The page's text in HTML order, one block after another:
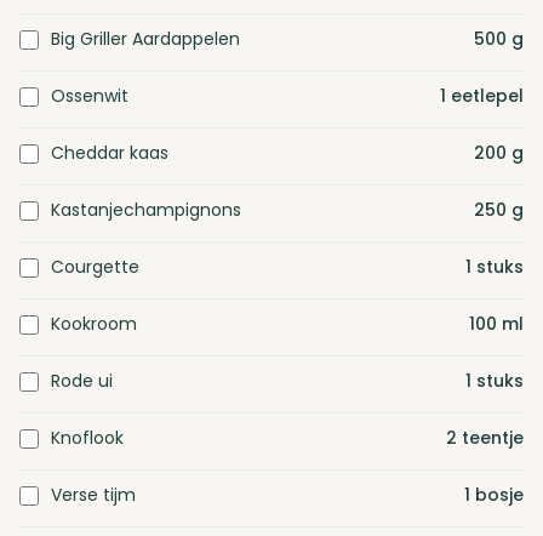
Big Griller Aardappelen 500 g
Ossenwit 1 eetlepel
Cheddar kaas 200 g
Kastanjechampignons 250 g
Courgette 1 stuks
Kookroom 100 ml
Rode ui 1 stuks
Knoflook 2 teentje
Verse tijm 1 bosje